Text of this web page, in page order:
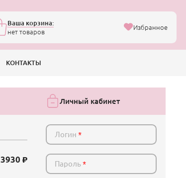
Ваша корзина:
нет товаров
Избранное
КОНТАКТЫ
3930
Личный кабинет
Логин*
Пароль*